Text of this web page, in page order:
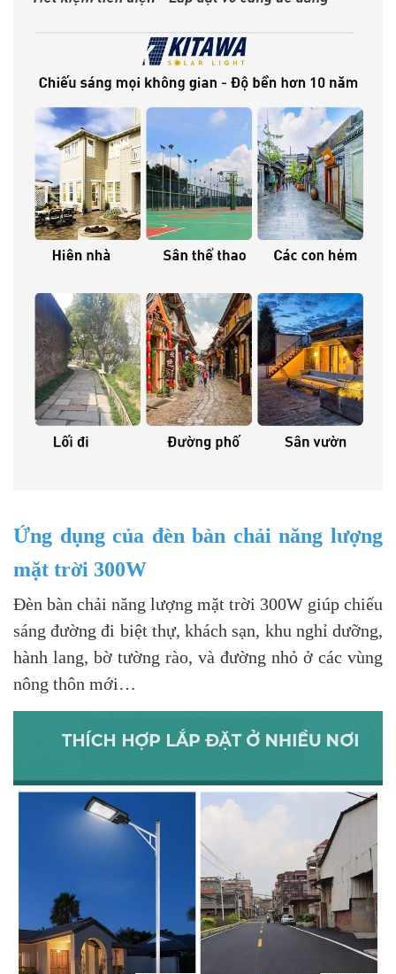
Ứng dụng của đèn bàn chải năng lượng
mặt trời 300W
Đèn bàn chải năng lượng mặt trời 300W giúp chiếu
sáng đường đi biệt thự, khách sạn, khu nghỉ dưỡng,
hành lang, bờ tường rào, và đường nhỏ ở các vùng
nông thôn mới…